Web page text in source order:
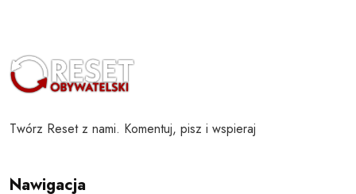
Twórz Reset z nami. Komentuj, pisz i wspieraj
Nawigacja